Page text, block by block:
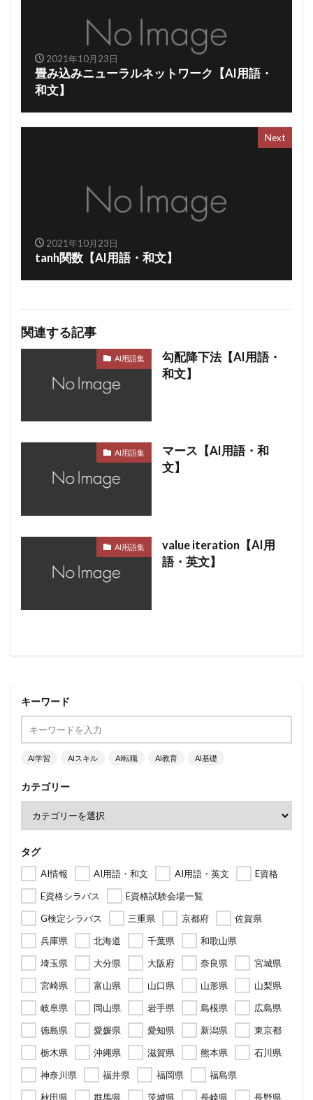
2021年10月23日
畳み込みニューラルネットワーク【AI用語・
和文】
Next
2021年10月23日
tanh関数【AI用語・和文】
関連する記事
AI用語集
勾配降下法【AI用語・
和文】
AI用語集
マース【AI用語・和
文】
AI用語集
value iteration【AI用
語・英文】
キーワード
AI学習 AIスキル AI転職 AI教育 AI基礎
カテゴリー
タグ
AI情報 AI用語・和文 AI用語・英文
E資格
E資格シラバス
E資格試験会場一覧
G検定シラバス
三重県 京都府
佐賀県
兵庫県
北海道 千葉県
和歌山県
埼玉県
大分県 大阪府 奈良県
宮城県
宮崎県
富山県 山口県 山形県
山梨県
岐阜県
岡山県 岩手県 島根県
広島県
徳島県
愛媛県 愛知県 新潟県
東京都
栃木県
沖縄県 滋賀県 熊本県
石川県
神奈川県
福井県 福岡県
福島県
秋田県
群馬県 茨城県 長崎県 長野県